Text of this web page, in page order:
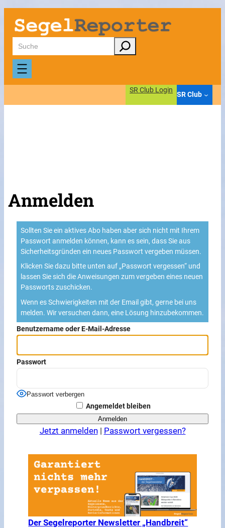
Suchen
SR Club Login
SR Club
Anmelden
Sollten Sie ein aktives Abo haben aber sich nicht mit Ihrem
Passwort anmelden können, kann es sein, dass Sie aus
Sicherheitsgründen ein neues Passwort vergeben müssen.
Klicken Sie dazu bitte unten auf „Passwort vergessen“ und
lassen Sie sich die Anweisungen zum vergeben eines neuen
Passworts zuschicken.
Wenn es Schwierigkeiten mit der Email gibt, gerne bei uns
melden. Wir versuchen dann, eine Lösung hinzubekommen.
Benutzername oder E-Mail-Adresse
Passwort
Passwort verbergen
Angemeldet bleiben
Jetzt anmelden| Passwort vergessen?
Der Segelreporter Newsletter „Handbreit“